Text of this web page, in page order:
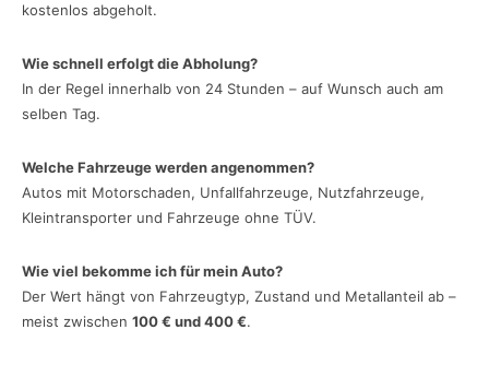
kostenlos abgeholt.
Wie schnell erfolgt die Abholung?
In der Regel innerhalb von 24 Stunden – auf Wunsch auch am
selben Tag.
Welche Fahrzeuge werden angenommen?
Autos mit Motorschaden, Unfallfahrzeuge, Nutzfahrzeuge,
Kleintransporter und Fahrzeuge ohne TÜV.
Wie viel bekomme ich für mein Auto?
Der Wert hängt von Fahrzeugtyp, Zustand und Metallanteil ab –
meist zwischen 100 € und 400 €.